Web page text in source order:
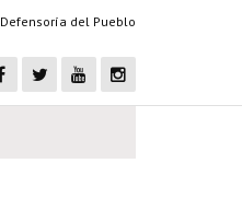
Defensoría del Pueblo